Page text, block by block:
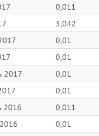
0,011
3,042
0,01
0,01
2017
0,01
0,01
2016
0,011
0,01